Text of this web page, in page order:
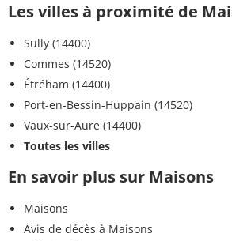
Les villes à proximité de
Sully (14400)
Commes (14520)
Étréham (14400)
Port-en-Bessin-Huppain (14520)
Vaux-sur-Aure (14400)
Toutes les villes
En savoir plus sur Maisons
Maisons
Avis de décès à Maisons